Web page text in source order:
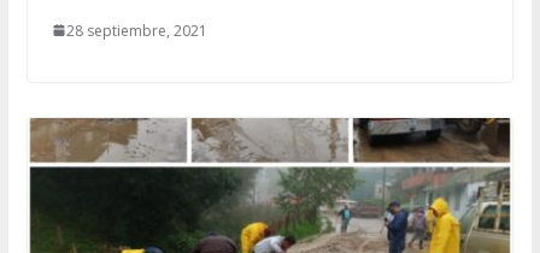
28 septiembre, 2021